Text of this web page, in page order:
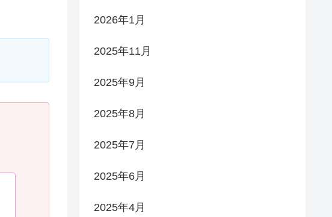
2026年1月
2025年11月
2025年9月
2025年8月
2025年7月
2025年6月
2025年4月